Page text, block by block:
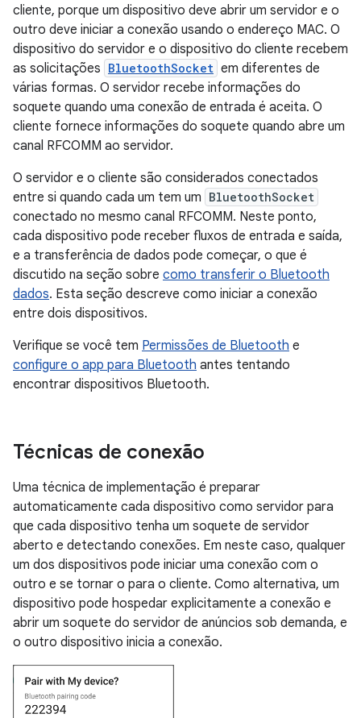
cliente, porque um dispositivo deve abrir um servidor e o
outro deve iniciar a conexão usando o endereço MAC. O
dispositivo do servidor e o dispositivo do cliente recebem
as solicitações BluetoothSocket em diferentes de
várias formas. O servidor recebe informações do
soquete quando uma conexão de entrada é aceita. O
cliente fornece informações do soquete quando abre um
canal RFCOMM ao servidor.
O servidor e o cliente são considerados conectados
entre si quando cada um tem um BluetoothSocket
conectado no mesmo canal RFCOMM. Neste ponto,
cada dispositivo pode receber fluxos de entrada e saída,
e a transferência de dados pode começar, o que é
discutido na seção sobre como transferir o Bluetooth
dados. Esta seção descreve como iniciar a conexão
entre dois dispositivos.
Verifique se você tem Permissões de Bluetooth e
configure o app para Bluetooth antes tentando
encontrar dispositivos Bluetooth.
Técnicas de conexão
Uma técnica de implementação é preparar
automaticamente cada dispositivo como servidor para
que cada dispositivo tenha um soquete de servidor
aberto e detectando conexões. Em neste caso, qualquer
um dos dispositivos pode iniciar uma conexão com o
outro e se tornar o para o cliente. Como alternativa, um
dispositivo pode hospedar explicitamente a conexão e
abrir um soquete do servidor de anúncios sob demanda, e
o outro dispositivo inicia a conexão.